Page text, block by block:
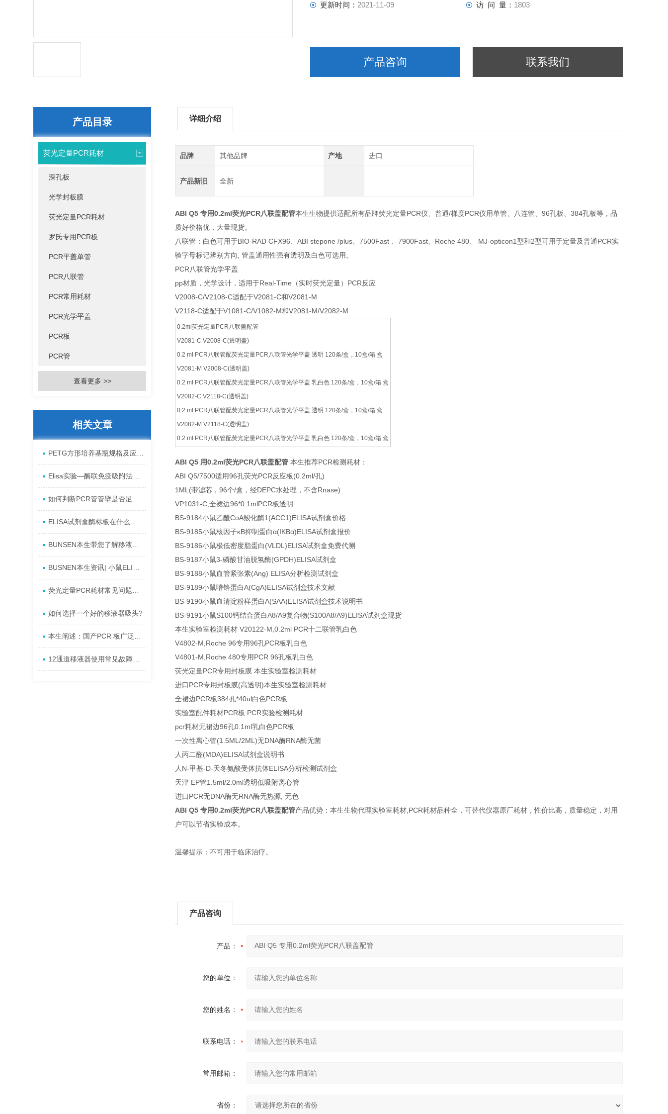
更新时间： 2021-11-09 访 问 量： 1803
产品咨询 联系我们
产品目录
荧光定量PCR耗材
深孔板
光学封板膜
荧光定量PCR耗材
罗氏专用PCR板
PCR平盖单管
PCR八联管
PCR常用耗材
PCR光学平盖
PCR板
PCR管
查看更多 >>
相关文章
如何选择一个好的移液器吸头?
详细介绍
品牌 其他品牌 产地 进口
产品新旧 全新
ABI Q5 专用0.2ml荧光PCR八联盖配管本生生物提供适配所有品牌荧光定量PCR仪、普通/梯度PCR仪用单管、八连管、96孔板、384孔板等，品
质好价格优，大量现货。
八联管：白色可用于BIO-RAD CFX96、ABI stepone /plus、7500Fast 、7900Fast、Roche 480、 MJ-opticon1型和2型可用于定量及普通PCR实
验字母标记辨别方向, 管盖通用性强有透明及白色可选用。
PCR八联管光学平盖
pp材质，光学设计，适用于Real-Time（实时荧光定量）PCR反应
V2008-C/V2108-C适配于V2081-C和V2081-M
V2118-C适配于V1081-C/V1082-M和V2081-M/V2082-M
0.2ml荧光定量PCR八联盖配管
V2081-C V2008-C(透明盖)
0.2 ml PCR八联管配荧光定量PCR八联管光学平盖 透明 120条/盒，10盒/箱 盒
V2081-M V2008-C(透明盖)
0.2 ml PCR八联管配荧光定量PCR八联管光学平盖 乳白色 120条/盒，10盒/箱 盒
V2082-C V2118-C(透明盖)
0.2 ml PCR八联管配荧光定量PCR八联管光学平盖 透明 120条/盒，10盒/箱 盒
V2082-M V2118-C(透明盖)
0.2 ml PCR八联管配荧光定量PCR八联管光学平盖 乳白色 120条/盒，10盒/箱 盒
ABI Q5 用0.2ml荧光PCR八联盖配管 本生推荐PCR检测耗材：
ABI Q5/7500适用96孔荧光PCR反应板(0.2ml/孔)
1ML(带滤芯，96个/盒，经DEPC水处理，不含Rnase)
VP1031-C,全裙边96*0.1mlPCR板透明
BS-9184小鼠乙酰CoA羧化酶1(ACC1)ELISA试剂盒价格
BS-9185小鼠核因子κB抑制蛋白α(IKBα)ELISA试剂盒报价
BS-9186小鼠极低密度脂蛋白(VLDL)ELISA试剂盒免费代测
BS-9187小鼠3-磷酸甘油脱氢酶(GPDH)ELISA试剂盒
BS-9188小鼠血管紧张素(Ang) ELISA分析检测试剂盒
BS-9189小鼠嗜铬蛋白A(CgA)ELISA试剂盒技术文献
BS-9190小鼠血清淀粉样蛋白A(SAA)ELISA试剂盒技术说明书
BS-9191小鼠S100钙结合蛋白A8/A9复合物(S100A8/A9)ELISA试剂盒现货
本生实验室检测耗材 V20122-M,0.2ml PCR十二联管乳白色
V4802-M,Roche 96专用96孔PCR板乳白色
V4801-M,Roche 480专用PCR 96孔板乳白色
荧光定量PCR专用封板膜 本生实验室检测耗材
进口PCR专用封板膜(高透明)本生实验室检测耗材
全裙边PCR板384孔*40ul白色PCR板
实验室配件耗材PCR板 PCR实验检测耗材
pcr耗材无裙边96孔0.1ml乳白色PCR板
一次性离心管(1.5ML/2ML)无DNA酶RNA酶无菌
人丙二醛(MDA)ELISA试剂盒说明书
人N-甲基-D-天冬氨酸受体抗体ELISA分析检测试剂盒
天津 EP管1.5ml/2.0ml透明低吸附离心管
进口PCR无DNA酶无RNA酶无热源, 无色
ABI Q5 专用0.2ml荧光PCR八联盖配管产品优势：本生生物代理实验室耗材,PCR耗材品种全，可替代仪器原厂耗材，性价比高，质量稳定，对用
户可以节省实验成本。
温馨提示：不可用于临床治疗。
产品咨询
产品：
您的单位：
您的姓名：
联系电话：
常用邮箱：
省份：